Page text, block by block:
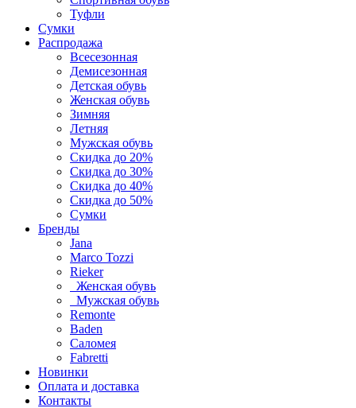
Туфли
Сумки
Распродажа
Всесезонная
Демисезонная
Детская обувь
Женская обувь
Зимняя
Летняя
Мужская обувь
Скидка до 20%
Скидка до 30%
Скидка до 40%
Скидка до 50%
Сумки
Бренды
Jana
Marco Tozzi
Rieker
Женская обувь
Мужская обувь
Remonte
Baden
Саломея
Fabretti
Новинки
Оплата и доставка
Контакты